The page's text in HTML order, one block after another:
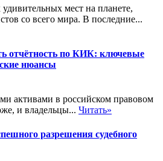
мест на планете,
со всего мира. В последние...
отчётность по КИК: ключевые
нюансы
активами в российском правовом
и владельцы... Читать»
разрешения судебного